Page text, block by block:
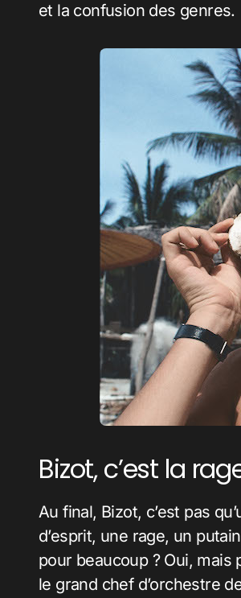
et la confusion des genres.
Bizot, c’est la
Au final, Bizot, c’est pas
d’esprit, une rage, un
pour beaucoup ? Oui,
le grand chef d’orchestre